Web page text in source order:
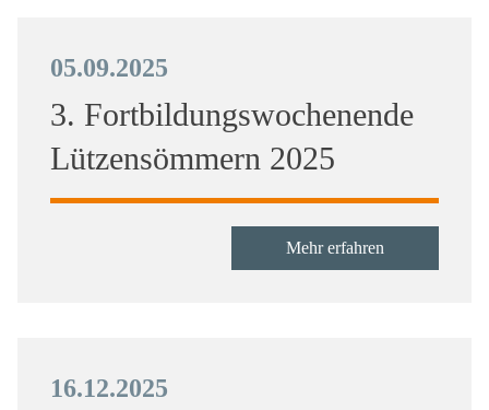
05.09.2025
3. Fortbildungswochenende
Lützensömmern 2025
Mehr erfahren
16.12.2025